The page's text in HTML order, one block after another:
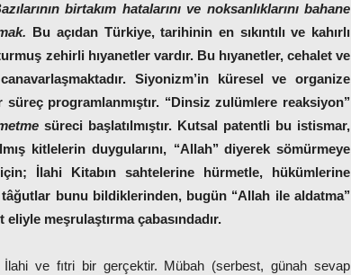
birtakım hatalarını ve noksanlıklarını bahane
Bu açıdan Türkiye, tarihinin en sıkıntılı ve kahırlı
zehirli hıyanetler vardır. Bu hıyanetler, cehalet ve
Siyonizm’in küresel ve organize
programlanmıştır. ‘‘Dinsiz zulümlere reaksiyon’’
süreci başlatılmıştır. Kutsal patentli bu istismar,
kitlelerin duygularını, ‘‘Allah’’ diyerek sömürmeye
İlahi Kitabın sahtelerine hürmetle, hükümlerine
bunu bildiklerinden, bugün ‘‘Allah ile aldatma’’
eliyle meşrulaştırma çabasındadır.
İlahi ve fıtri bir gerçektir. Mübah (serbest, günah sevap